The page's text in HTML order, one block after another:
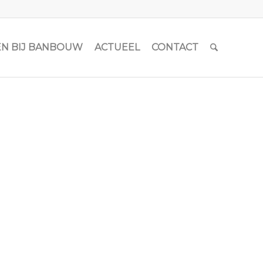
BIJ BANBOUW ACTUEEL CONTACT